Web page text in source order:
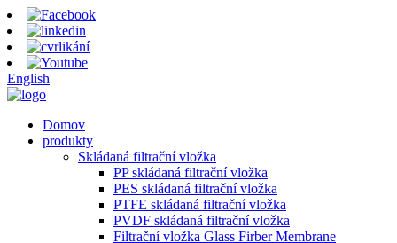
English
Domov
produkty
Skládaná filtrační vložka
PP skládaná filtrační vložka
PES skládaná filtrační vložka
PTFE skládaná filtrační vložka
PVDF skládaná filtrační vložka
Filtrační vložka Glass Firber Membrane